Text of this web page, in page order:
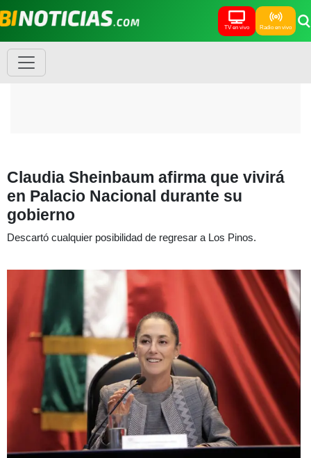
TV en vivo Radio en vivo
Claudia Sheinbaum afirma que vivirá
en Palacio Nacional durante su
gobierno
Descartó cualquier posibilidad de regresar a Los Pinos.